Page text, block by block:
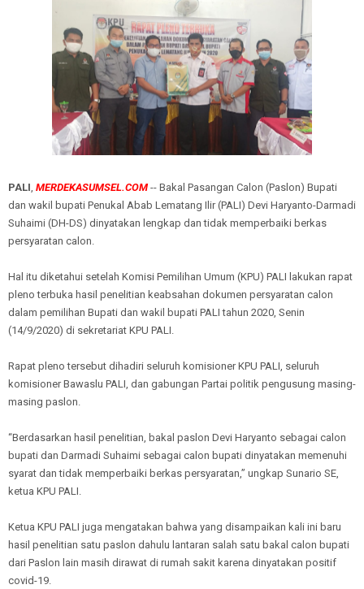
PALI, MERDEKASUMSEL.COM -- Bakal Pasangan Calon (Paslon) Bupati
dan wakil bupati Penukal Abab Lematang Ilir (PALI) Devi Haryanto-Darmadi
Suhaimi (DH-DS) dinyatakan lengkap dan tidak memperbaiki berkas
persyaratan calon.
Hal itu diketahui setelah Komisi Pemilihan Umum (KPU) PALI lakukan rapat
pleno terbuka hasil penelitian keabsahan dokumen persyaratan calon
dalam pemilihan Bupati dan wakil bupati PALI tahun 2020, Senin
(14/9/2020) di sekretariat KPU PALI.
Rapat pleno tersebut dihadiri seluruh komisioner KPU PALI, seluruh
komisioner Bawaslu PALI, dan gabungan Partai politik pengusung masing-
masing paslon.
“Berdasarkan hasil penelitian, bakal paslon Devi Haryanto sebagai calon
bupati dan Darmadi Suhaimi sebagai calon bupati dinyatakan memenuhi
syarat dan tidak memperbaiki berkas persyaratan,” ungkap Sunario SE,
ketua KPU PALI.
Ketua KPU PALI juga mengatakan bahwa yang disampaikan kali ini baru
hasil penelitian satu paslon dahulu lantaran salah satu bakal calon bupati
dari Paslon lain masih dirawat di rumah sakit karena dinyatakan positif
covid-19.